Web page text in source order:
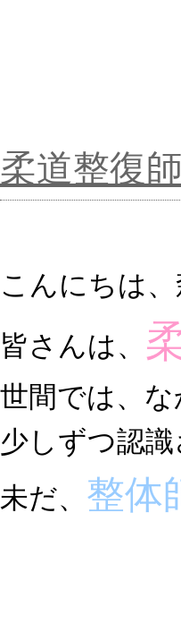
柔道整復
こんにちは、
皆さんは、
世間では、
少しずつ認
未だ、 整体